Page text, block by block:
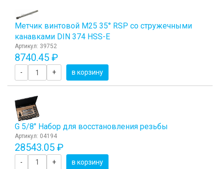
Метчик винтовой M25 35° RSP со стружечными
канавками DIN 374 HSS-E
Артикул: 39752
8740.45 ₽
- + в корзину
G 5/8" Набор для восстановления резьбы
Артикул: 04194
28543.05 ₽
- + в корзину